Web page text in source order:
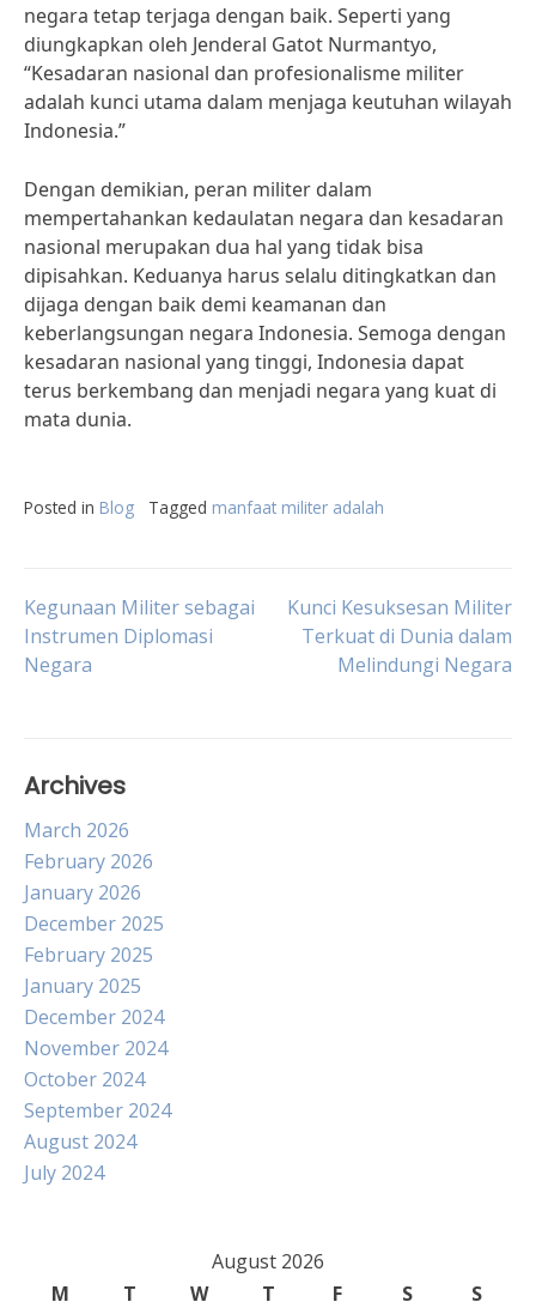
negara tetap terjaga dengan baik. Seperti yang
diungkapkan oleh Jenderal Gatot Nurmantyo,
“Kesadaran nasional dan profesionalisme militer
adalah kunci utama dalam menjaga keutuhan wilayah
Indonesia.”
Dengan demikian, peran militer dalam
mempertahankan kedaulatan negara dan kesadaran
nasional merupakan dua hal yang tidak bisa
dipisahkan. Keduanya harus selalu ditingkatkan dan
dijaga dengan baik demi keamanan dan
keberlangsungan negara Indonesia. Semoga dengan
kesadaran nasional yang tinggi, Indonesia dapat
terus berkembang dan menjadi negara yang kuat di
mata dunia.
Posted in Blog Tagged manfaat militer adalah
Post
navigation
Kegunaan Militer sebagai
Instrumen Diplomasi
Negara
Kunci Kesuksesan Militer
Terkuat di Dunia dalam
Melindungi Negara
Archives
March 2026
February 2026
January 2026
December 2025
February 2025
January 2025
December 2024
November 2024
October 2024
September 2024
August 2024
July 2024
August 2026
M
T W T F S S